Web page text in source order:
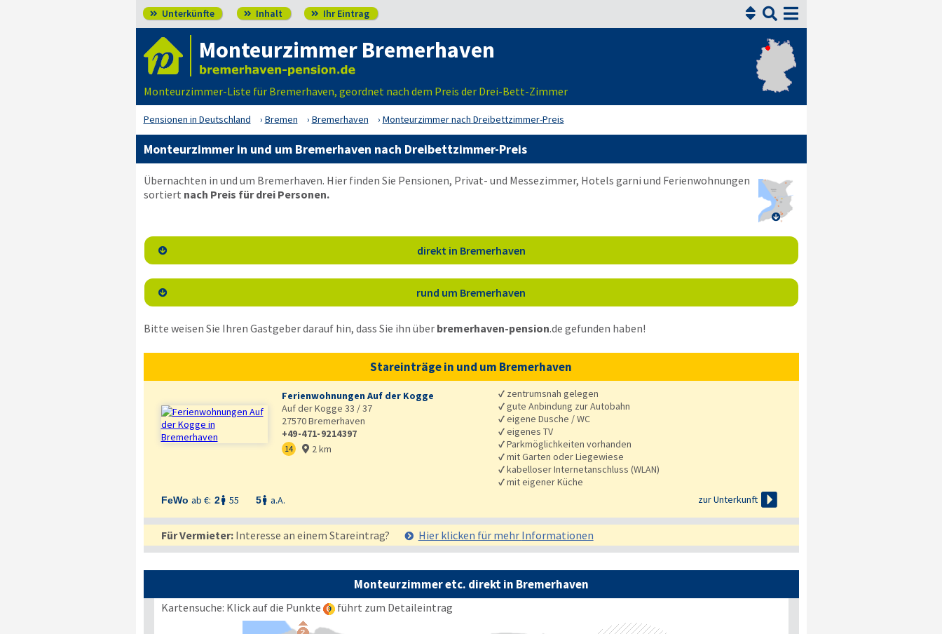
 Unterkünfte  Inhalt  Ihr Eintrag 

Monteurzimmer Bremerhaven
Monteurzimmer-Liste für Bremerhaven, geordnet nach dem Preis der Drei-Bett-Zimmer
Pensionen in Deutschland Bremen Bremerhaven Monteurzimmer nach Dreibettzimmer-Preis
Monteurzimmer in und um Bremerhaven nach Dreibettzimmer-Preis

Übernachten in und um Bremerhaven. Hier finden Sie Pensionen, Privat- und Messezimmer, Hotels garni und Ferienwohnungen
sortiert nach Preis für drei Personen.
 direkt in Bremerhaven
 rund um Bremerhaven
Bitte weisen Sie Ihren Gastgeber darauf hin, dass Sie ihn über bremerhaven-pension.de gefunden haben!
Stareinträge in und um Bremerhaven
Ferienwohnungen Auf der Kogge
Auf der Kogge 33 / 37
27570Bremerhaven
+49-471-9214397
14  2 km
FeWo ab €: 2 55 5 a.A.
✓ zentrumsnah gelegen
✓gute Anbindung zur Autobahn
✓eigene Dusche / WC
✓eigenes TV
✓Parkmöglichkeiten vorhanden
✓mit Garten oder Liegewiese
✓kabelloser Internetanschluss (WLAN)
✓mit eigener Küche
zur Unterkunft

Für Vermieter:Interesse an einem Stareintrag? Hier klicken für mehr Informationen
Monteurzimmer etc. direkt in Bremerhaven
Kartensuche: Klick auf die Punkte führt zum Detaileintrag